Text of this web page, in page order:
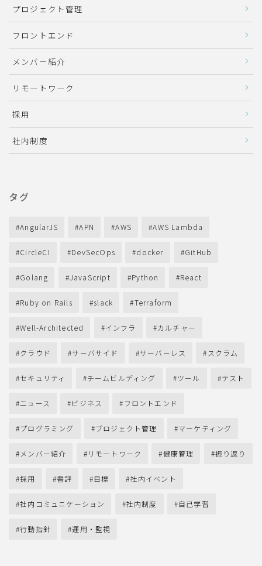
プロジェクト管理
フロントエンド
メンバー紹介
リモートワーク
採用
社内制度
タグ
AngularJS APN AWS AWS Lambda
CircleCI DevSecOps docker GitHub
Golang JavaScript Python React
Ruby on Rails slack Terraform
Well-Architected インフラ カルチャー
クラウド サーバサイド サーバーレス スクラム
セキュリティ チームビルディング ツール テスト
ニュース ビジネス フロントエンド
プログラミング プロジェクト管理 マーケティング
メンバー紹介 リモートワーク 健康管理 振り返り
採用 書評 目標 社内イベント
社内コミュニケーション 社内制度 自己学習
行動指針 運用・監視